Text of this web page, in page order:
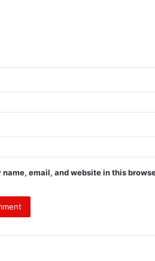
name, email, and website in this